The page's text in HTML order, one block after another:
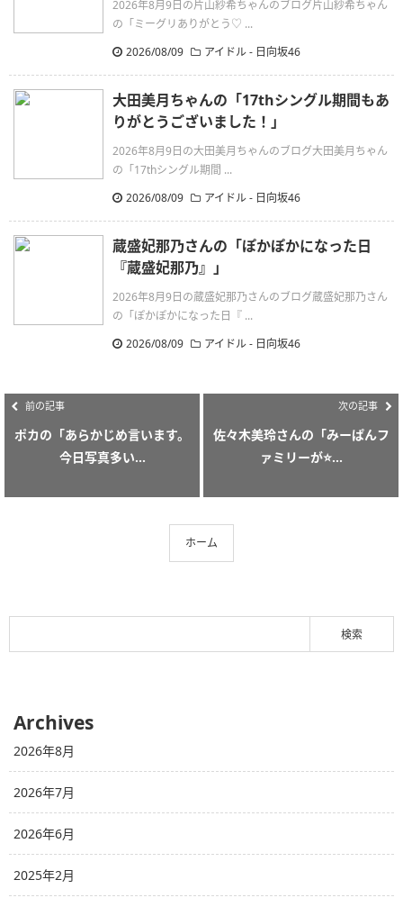
2026年8月9日の片山紗希ちゃんのブログ片山紗希ちゃん
の「ミーグリありがとう♡ ...
2026/08/09
アイドル - 日向坂46
大田美月ちゃんの「17thシングル期間もあ
りがとうございました！」
2026年8月9日の大田美月ちゃんのブログ大田美月ちゃん
の「17thシングル期間 ...
2026/08/09
アイドル - 日向坂46
蔵盛妃那乃さんの「ぽかぽかになった日
『蔵盛妃那乃』」
2026年8月9日の蔵盛妃那乃さんのブログ蔵盛妃那乃さん
の「ぽかぽかになった日『 ...
2026/08/09
アイドル - 日向坂46
前の記事
ポカの「あらかじめ言います。
今日写真多い...
次の記事
佐々木美玲さんの「みーぱんフ
ァミリーが⭐...
ホーム
Archives
2026年8月
2026年7月
2026年6月
2025年2月